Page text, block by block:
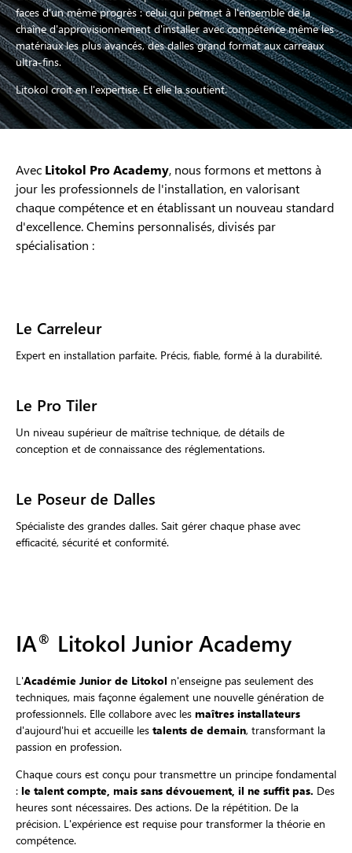
faces d'un même progrès : celui qui permet à l'ensemble de la
chaîne d'approvisionnement d'installer avec compétence même les
matériaux les plus avancés, des dalles grand format aux carreaux
ultra-fins.
Litokol croit en l'expertise. Et elle la soutient.
Avec Litokol Pro Academy, nous formons et mettons à
jour les professionnels de l'installation, en valorisant
chaque compétence et en établissant un nouveau standard
d'excellence. Chemins personnalisés, divisés par
spécialisation :
Le Carreleur
Expert en installation parfaite. Précis, fiable, formé à la durabilité.
Le Pro Tiler
Un niveau supérieur de maîtrise technique, de détails de
conception et de connaissance des réglementations.
Le Poseur de Dalles
Spécialiste des grandes dalles. Sait gérer chaque phase avec
efficacité, sécurité et conformité.
IA® Litokol Junior Academy
L'Académie Junior de Litokol n'enseigne pas seulement des
techniques, mais façonne également une nouvelle génération de
professionnels. Elle collabore avec les maîtres installateurs
d'aujourd'hui et accueille les talents de demain, transformant la
passion en profession.
Chaque cours est conçu pour transmettre un principe fondamental
: le talent compte, mais sans dévouement, il ne suffit pas. Des
heures sont nécessaires. Des actions. De la répétition. De la
précision. L'expérience est requise pour transformer la théorie en
compétence.